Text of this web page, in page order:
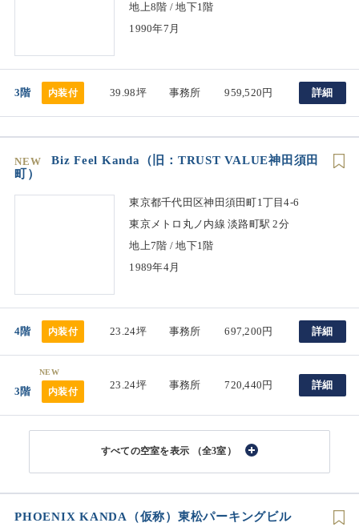
地上8階 / 地下1階
1990年7月
3階 内装付 39.98坪 事務所 959,520円 詳細
NEW
Biz Feel Kanda（旧：TRUST VALUE神田須田
町）
東京都千代田区神田須田町1丁目4-6
東京メトロ丸ノ内線 淡路町駅 2分
地上7階 / 地下1階
1989年4月
4階 内装付 23.24坪 事務所 697,200円 詳細
NEW
3階 内装付
23.24坪 事務所 720,440円 詳細
（全3室）
PHOENIX KANDA（仮称）東松パーキングビル